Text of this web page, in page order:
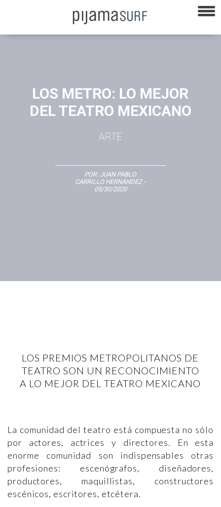
LOS METRO: LO MEJOR
DEL TEATRO MEXICANO
ARTE
POR: JUAN PABLO
CARRILLO HERNÁNDEZ-
05/30/2020
LOS PREMIOS METROPOLITANOS DE
TEATRO SON UN RECONOCIMIENTO
A LO MEJOR DEL TEATRO MEXICANO
La comunidad del teatro está compuesta no sólo
por actores, actrices y directores. En esta
enorme comunidad son indispensables otras
profesiones: escenógrafos, diseñadores,
productores, maquillistas, constructores
escénicos, escritores, etcétera.